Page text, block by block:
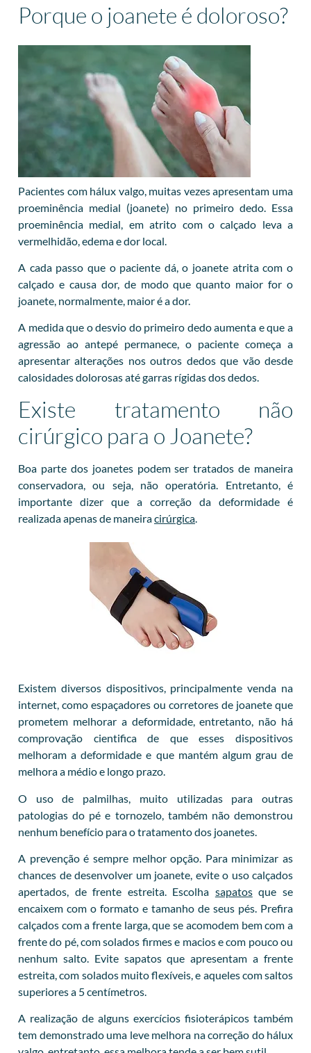
Porque o joanete é doloroso?
Pacientes com hálux valgo, muitas vezes apresentam uma
proeminência medial (joanete) no primeiro dedo. Essa
proeminência medial, em atrito com o calçado leva a
vermelhidão, edema e dor local.
A cada passo que o paciente dá, o joanete atrita com o
calçado e causa dor, de modo que quanto maior for o
joanete, normalmente, maior é a dor.
A medida que o desvio do primeiro dedo aumenta e que a
agressão ao antepé permanece, o paciente começa a
apresentar alterações nos outros dedos que vão desde
calosidades dolorosas até garras rígidas dos dedos.
Existe tratamento não
cirúrgico para o Joanete?
Boa parte dos joanetes podem ser tratados de maneira
conservadora, ou seja, não operatória. Entretanto, é
importante dizer que a correção da deformidade é
realizada apenas de maneiracirúrgica
Existem diversos dispositivos, principalmente venda na
internet, como espaçadores ou corretores de joanete que
prometem melhorar a deformidade, entretanto, não há
comprovação cientifica de que esses dispositivos
melhoram a deformidade e que mantém algum grau de
melhora a médio e longo prazo.
O uso de palmilhas, muito utilizadas para outras
patologias do pé e tornozelo, também não demonstrou
nenhum benefício para o tratamento dos joanetes.
A prevenção é sempre melhor opção. Para minimizar as
chances de desenvolver um joanete, evite o uso calçados
apertados, de frente estreita. Escolha sapatosque se
encaixem com o formato e tamanho de seus pés. Prefira
calçados com a frente larga, que se acomodem bem com a
frente do pé, com solados firmes e macios e com pouco ou
nenhum salto. Evite sapatos que apresentam a frente
estreita, com solados muito flexíveis, e aqueles com saltos
superiores a 5 centímetros.
A realização de alguns exercícios fisioterápicos também
tem demonstrado uma leve melhora na correção do hálux